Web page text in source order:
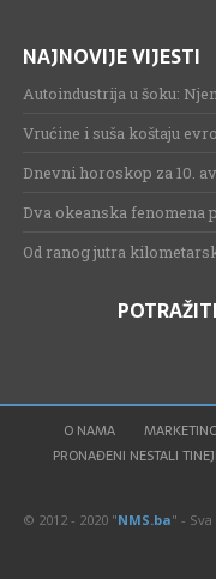
NAJNOVIJE VIJESTI
Autoindustrija u šoku:
Vrućine i suša koštaju
Dnevni horoskop za 10.
Dva okeanska fenomena
Od ranog jutra
O NAMA MARKETING
PRONAĐENI NESTALI
© 2012 - 2020 "NMS.ba" -